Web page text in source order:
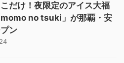
だけ！夜限定のアイス大福
no tsuki」が那覇・安
ン